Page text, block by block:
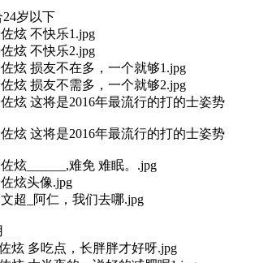
岁以下
不快乐1.jpg
不快乐2.jpg
损友不在多，一个就够1.jpg
损友不需多，一个就够2.jpg
这将是2016年最流行的打的士姿势
这将是2016年最流行的打的士姿势
______,难免 难眠。.jpg
头像.jpg
_阿仁，我们去哪.jpg
吃点，长胖胖才好呀.jpg